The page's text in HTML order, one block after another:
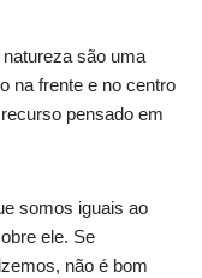
são uma
na frente e no centro
pensado em
somos iguais ao
ele. Se
não é bom